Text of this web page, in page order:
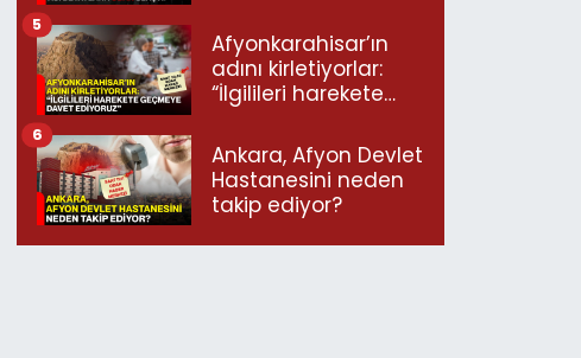
Afyonkarahisar’ın
adını kirletiyorlar:
“İlgilileri harekete
ediyoruz”
5
Ankara, Afyon Devlet
Hastanesini neden
takip ediyor?
6